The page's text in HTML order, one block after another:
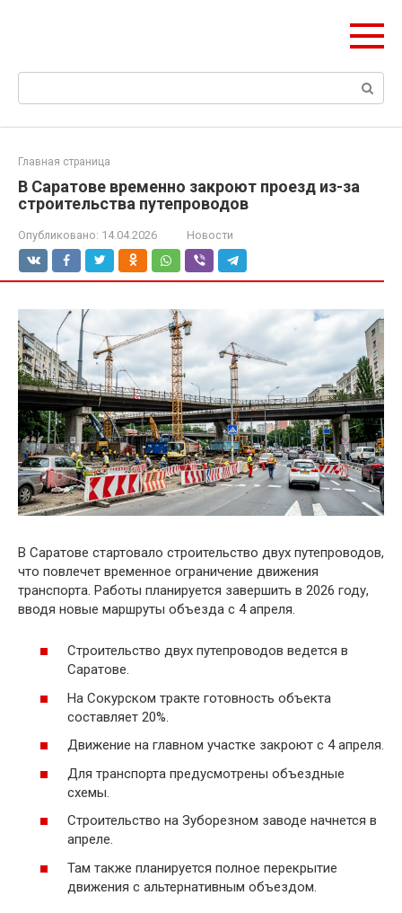
Поиск:
Главная страница
В Саратове временно закроют проезд из-за
строительства путепроводов
Опубликовано: 14.04.2026 Новости
В Саратове стартовало строительство двух путепроводов,
что повлечет временное ограничение движения
транспорта. Работы планируется завершить в 2026 году,
вводя новые маршруты объезда с 4 апреля.
Строительство двух путепроводов ведется в
Саратове.
На Сокурском тракте готовность объекта
составляет 20%.
Движение на главном участке закроют с 4 апреля.
Для транспорта предусмотрены объездные
схемы.
Строительство на Зуборезном заводе начнется в
апреле.
Там также планируется полное перекрытие
движения с альтернативным объездом.